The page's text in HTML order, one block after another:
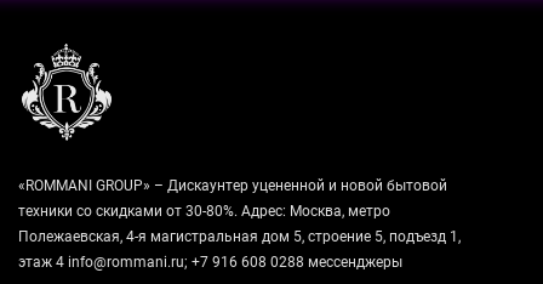
«ROMMANI GROUP» – Дискаунтер уцененной и новой бытовой
техники со скидками от 30-80%. Адрес: Москва, метро
Полежаевская, 4-я магистральная дом 5, строение 5, подъезд 1,
этаж 4 info@rommani.ru; +7 916 608 0288 мессенджеры